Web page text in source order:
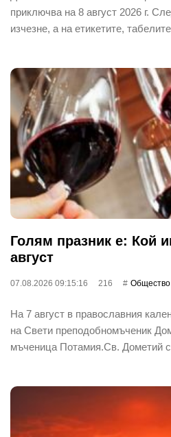
приключва на 8 август 2026 г.
изчезне, а на етикетите,
Голям празник е: Кой
август
07.08.2026 09:15:16 216 Общество
На 7 август в православния
на Свети преподобномъченик
мъченица Потамия.Св. Дометий